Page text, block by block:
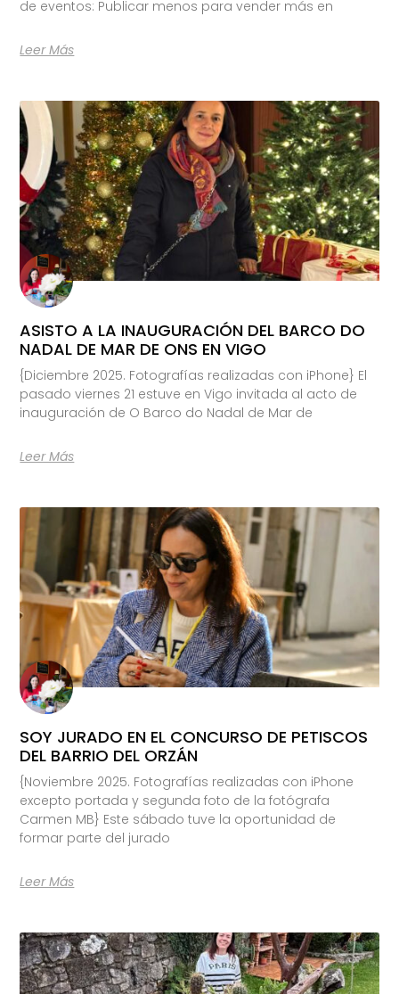
de eventos: Publicar menos para vender más en
Leer Más
ASISTO A LA INAUGURACIÓN DEL BARCO DO
NADAL DE MAR DE ONS EN VIGO
{Diciembre 2025. Fotografías realizadas con iPhone} El
pasado viernes 21 estuve en Vigo invitada al acto de
inauguración de O Barco do Nadal de Mar de
Leer Más
SOY JURADO EN EL CONCURSO DE PETISCOS
DEL BARRIO DEL ORZÁN
{Noviembre 2025. Fotografías realizadas con iPhone
excepto portada y segunda foto de la fotógrafa
Carmen MB} Este sábado tuve la oportunidad de
formar parte del jurado
Leer Más